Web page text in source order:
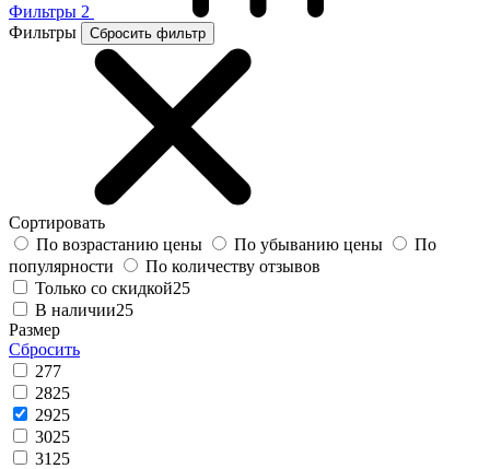
Фильтры 2
Фильтры
Сбросить фильтр
Сортировать
По возрастанию цены
По убыванию цены
По
популярности
По количеству отзывов
Только со скидкой25
В наличии25
Размер
Сбросить
277
2825
2925
3025
31 25